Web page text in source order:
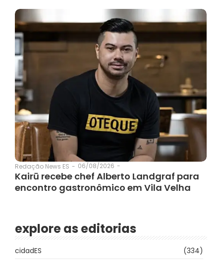
Redação News ES - 06/08/2026 -
Kairū recebe chef Alberto Landgraf para
encontro gastronômico em Vila Velha
explore as editorias
cidadES
(334)